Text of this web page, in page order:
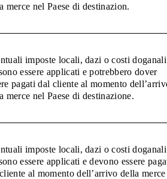
merce nel Paese di destinazion.
imposte locali, dazi o costi doganali
essere applicati e potrebbero dover
pagati dal cliente al momento
merce nel Paese di destinazione.
imposte locali, dazi o costi doganali
essere applicati e devono essere
al momento dell’arrivo della merce